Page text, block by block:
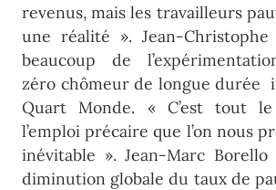
revenus, mais les travailleurs
une réalité ». Jean-
beaucoup de
zéro chômeur de longue durée
Quart Monde. « C’est tout
l’emploi précaire que l’on nous
inévitable ». Jean-Marc
diminution globale du taux de